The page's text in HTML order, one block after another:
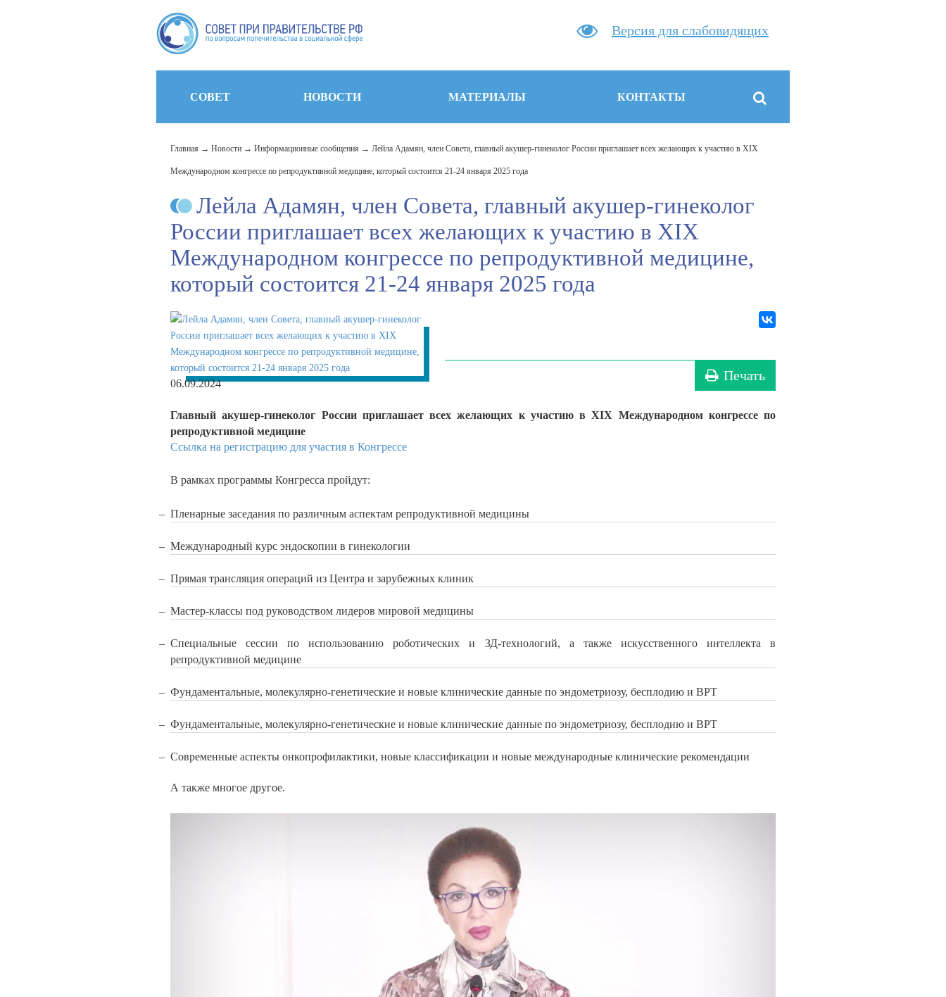
Версия для слабовидящих
СОВЕТ НОВОСТИ МАТЕРИАЛЫ КОНТАКТЫ
Главная Новости Информационные сообщения Лейла Адамян, член Совета, главный акушер-гинеколог России приглашает всех желающих к участию в XIX
Международном конгрессе по репродуктивной медицине, который состоится 21-24 января 2025 года
Лейла Адамян, член Совета, главный акушер-гинеколог
России приглашает всех желающих к участию в XIX
Международном конгрессе по репродуктивной медицине,
который состоится 21-24 января 2025 года
Печать
06.09.2024
Главный акушер-гинеколог России приглашает всех желающих к участию в XIX Международном конгрессе по
репродуктивной медицине
Ссылка на регистрацию для участия в Конгрессе
В рамках программы Конгресса пройдут:
Пленарные заседания по различным аспектам репродуктивной медицины
Международный курс эндоскопии в гинекологии
Прямая трансляция операций из Центра и зарубежных клиник
Мастер-классы под руководством лидеров мировой медицины
Специальные сессии по использованию роботических и ЗД-технологий, а также искусственного интеллекта в
репродуктивной медицине
Фундаментальные, молекулярно-генетические и новые клинические данные по эндометриозу, бесплодию и ВРТ
Фундаментальные, молекулярно-генетические и новые клинические данные по эндометриозу, бесплодию и ВРТ
Современные аспекты онкопрофилактики, новые классификации и новые международные клинические рекомендации
А также многое другое.